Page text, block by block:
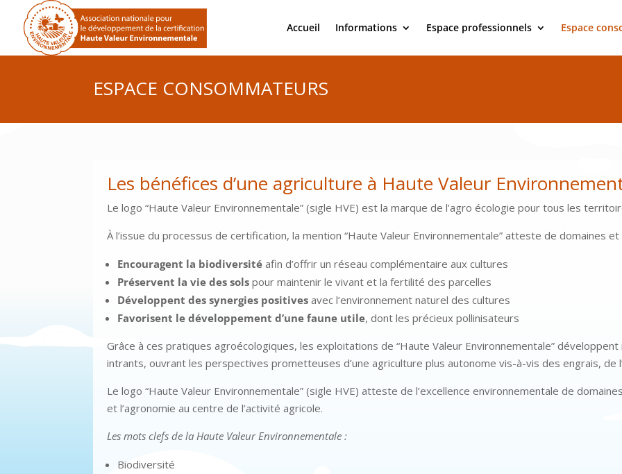
Accueil Informations Espace professionnels Espace
ESPACE CONSOMMATEURS
Les bénéfices d’une agriculture à Haute Valeur
Le logo “Haute Valeur Environnementale” (sigle HVE) est la marque de l’agro écologie pour tous les
À l’issue du processus de certification, la mention “Haute Valeur Environnementale” atteste de domaines et
Encouragent la biodiversité afin d’offrir un réseau complémentaire aux cultures
Préservent la vie des sols pour maintenir le vivant et la fertilité des parcelles
Développent des synergies positives avec l’environnement naturel des cultures
Favorisent le développement d’une faune utile, dont les précieux pollinisateurs
Grâce à ces pratiques agroécologiques, les exploitations de “Haute Valeur Environnementale”
intrants, ouvrant les perspectives prometteuses d’une agriculture plus autonome vis-à-vis des engrais,
Le logo “Haute Valeur Environnementale” (sigle HVE) atteste de l’excellence environnementale de
et l’agronomie au centre de l’activité agricole.
Les mots clefs de la Haute Valeur Environnementale :
Biodiversité